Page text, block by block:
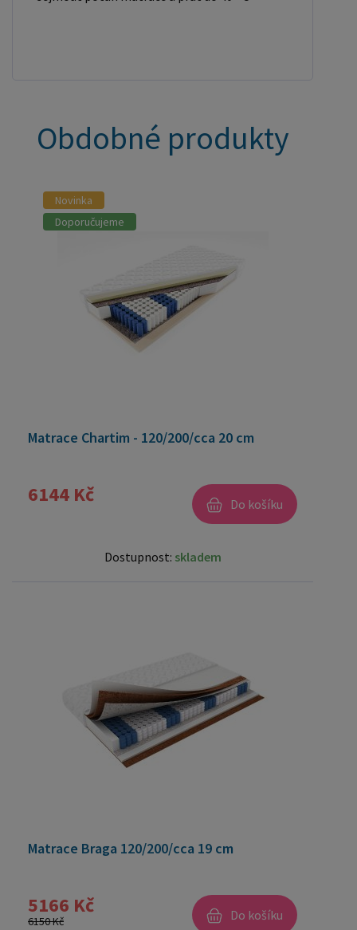
Obdobné produkty
Novinka
Doporučujeme
Matrace Chartim - 120/200/cca 20 cm
6144 Kč Do košíku
Dostupnost: skladem
Matrace Braga 120/200/cca 19 cm
5166 Kč
6150 Kč Do košíku